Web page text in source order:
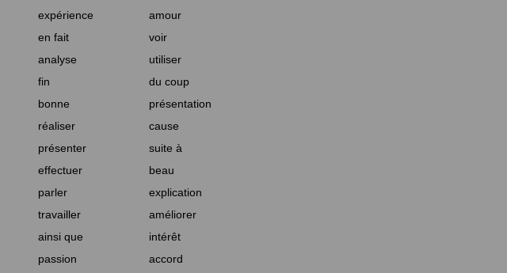
expérience
amour
en fait
voir
analyse
utiliser
fin
du coup
bonne
présentation
réaliser
cause
présenter
suite à
effectuer
beau
parler
explication
travailler
améliorer
ainsi que
intérêt
passion accord